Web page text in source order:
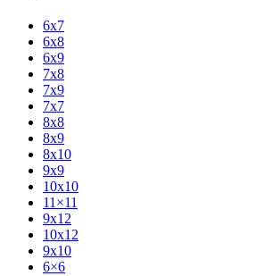
6x7
6x8
6x9
7x8
7x9
7x7
8x8
8x9
8x10
9x9
10x10
11×11
9x12
10x12
9x10
6×6